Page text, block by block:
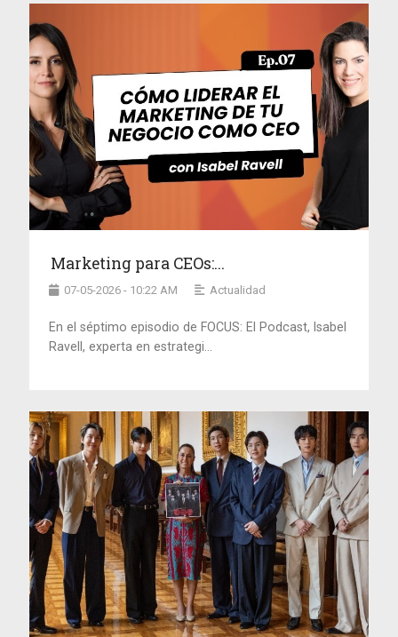
Marketing para CEOs:...
07-05-2026 - 10:22 AM Actualidad
En el séptimo episodio de FOCUS: El Podcast, Isabel
Ravell, experta en estrategi...